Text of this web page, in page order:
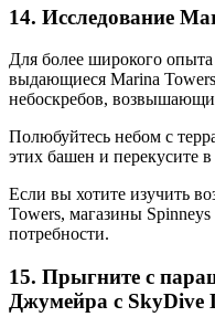
14. Исследование
Для более широкого
выдающиеся Marina
небоскребов,
Полюбуйтесь небом с
этих башен и перекусите
Если вы хотите изучить
Towers, магазины
потребности.
15. Прыгните с
Джумейра с SkyDive